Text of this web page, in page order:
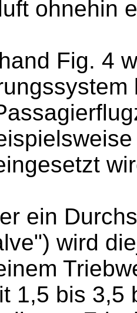
ohnehin
Fig. 4
ein
wird
1,5 bis 3,5